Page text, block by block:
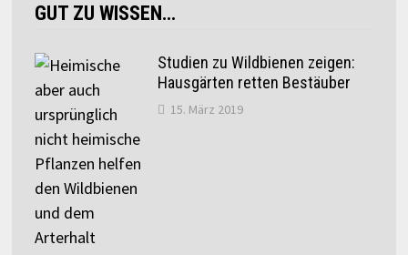
GUT ZU WISSEN…
Studien zu Wildbienen zeigen:
Hausgärten retten Bestäuber
15. März 2019